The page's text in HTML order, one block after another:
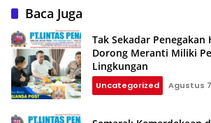
Baca Juga
Tak Sekadar
Dorong Meranti Miliki
Lingkungan
Uncategorized Agustus